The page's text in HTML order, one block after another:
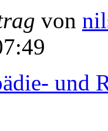
von
und